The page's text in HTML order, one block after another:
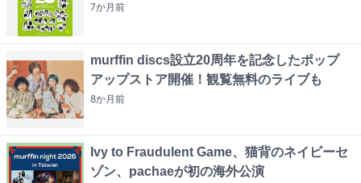
7か月前
murffin discs設立20周年を記念したポップ
アップストア開催！観覧無料のライブも
8か月前
Ivy to Fraudulent Game、猫背のネイビーセ
ゾン、pachaeが初の海外公演